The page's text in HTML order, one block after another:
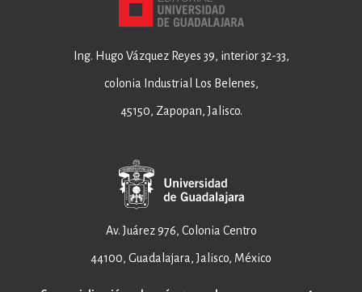
Ing. Hugo Vázquez Reyes 39, interior 32-33,
colonia Industrial Los Belenes,
45150, Zapopan, Jalisco.
Av. Juárez 976, Colonia Centro
44100, Guadalajara, Jalisco, México